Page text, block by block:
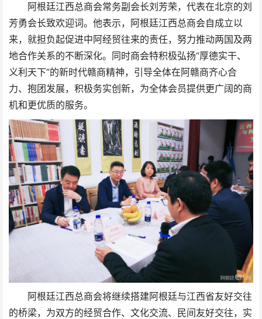
阿根廷江西总商会常务副会长刘芳荣，代表在北京的刘
芳勇会长致欢迎词。他表示，阿根廷江西总商会自成立以
来，就担负起促进中阿经贸往来的责任，努力推动两国及两
地合作关系的不断深化。同时商会特积极弘扬“厚德实干、
义利天下”的新时代赣商精神，引导全体在阿赣商齐心合
力、抱团发展，积极务实创新，为全体会员提供更广阔的商
机和更优质的服务。
阿根廷江西总商会将继续搭建阿根廷与江西省友好交往
的桥梁，为双方的经贸合作、文化交流、民间友好交往，实